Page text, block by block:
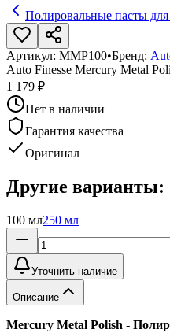
Полировальные пасты
Артикул: MMP100•Бренд:
Auto Finesse Mercury Metal
1 179 ₽
Нет в наличии
Гарантия качества
Оригинал
Другие варианты:
100 мл250 мл
Уточнить наличие
Описание
Mercury Metal Polish -